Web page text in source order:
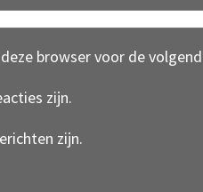
browser voor de
zijn.
zijn.